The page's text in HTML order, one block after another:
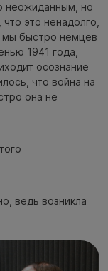
неожиданным, но
это ненадолго,
мы быстро немцев
1941 года,
осознание
что война на
она не
ведь возникла